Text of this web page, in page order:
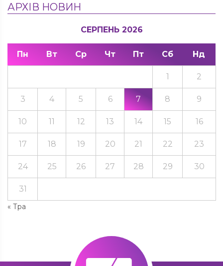
АРХІВ НОВИН
СЕРПЕНЬ 2026
Пн Вт Ср Чт Пт Сб Нд
« Тра
1 2
3 4 5 6 7 8 9
10 11 12 13 14 15 16
17 18 19 20 21 22 23
24 25 26 27 28 29 30
31